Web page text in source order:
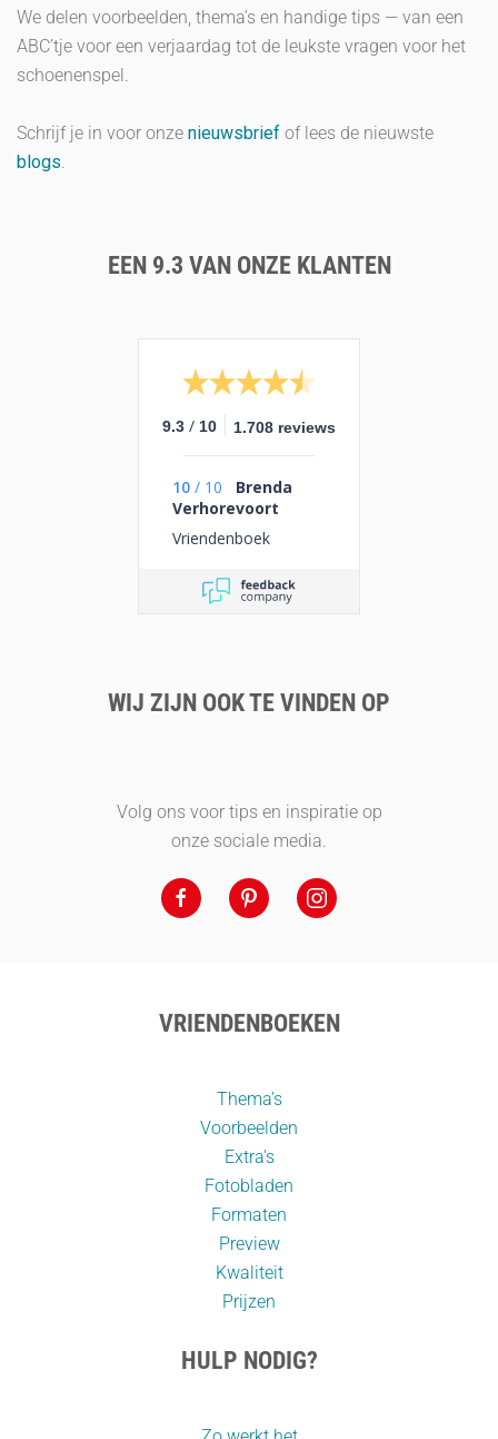
We delen voorbeelden, thema’s en handige tips — van een
ABC’tje voor een verjaardag tot de leukste vragen voor het
schoenenspel.
Schrijf je in voor onze nieuwsbrief of lees de nieuwste
blogs.
EEN 9.3 VAN ONZE KLANTEN
9.3 / 10 1.708 reviews
10 / 10
Brenda
Verhorevoort
Vriendenboek
WIJ ZIJN OOK TE VINDEN OP
Volg ons voor tips en inspiratie op
onze sociale media.
VRIENDENBOEKEN
Thema’s
Voorbeelden
Extra's
Fotobladen
Formaten
Preview
Kwaliteit
Prijzen
HULP NODIG?